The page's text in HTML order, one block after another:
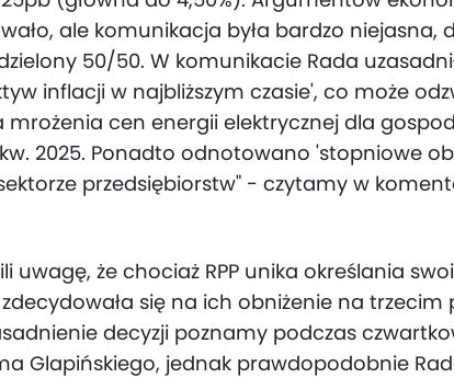
ale komunikacja była bardzo niejasna,
50/50. W komunikacie Rada
inflacji w najbliższym czasie', co może
mrożenia cen energii elektrycznej dla
2025. Ponadto odnotowano 'stopniowe
przedsiębiorstw" - czytamy w
uwagę, że chociaż RPP unika określania
się na ich obniżenie na trzecim
decyzji poznamy podczas
Glapińskiego, jednak prawdopodobnie